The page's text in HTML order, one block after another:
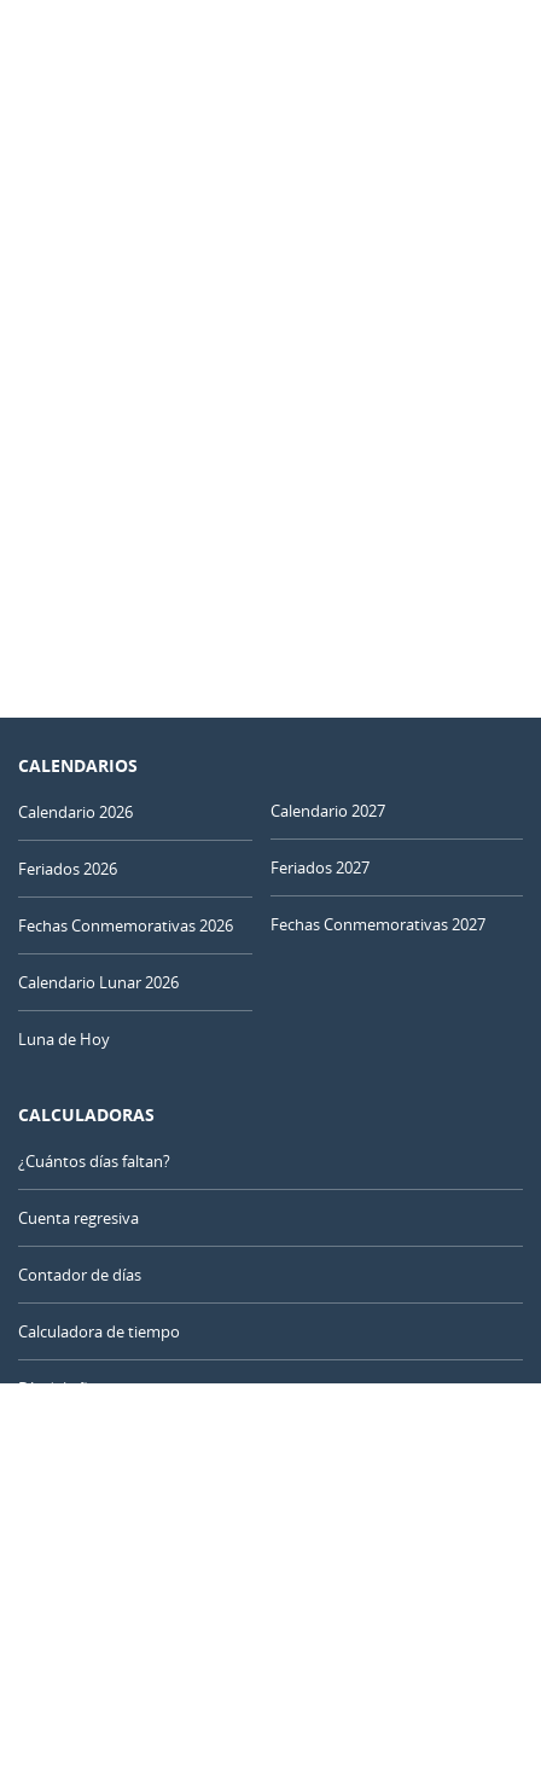
CALENDARIOS
Calendario 2026
Feriados 2026
Fechas Conmemorativas 2026
Calendario Lunar 2026
Luna de Hoy
Calendario 2027
Feriados 2027
Fechas Conmemorativas 2027
CALCULADORAS
¿Cuántos días faltan?
Cuenta regresiva
Contador de días
Calculadora de tiempo
Día del año